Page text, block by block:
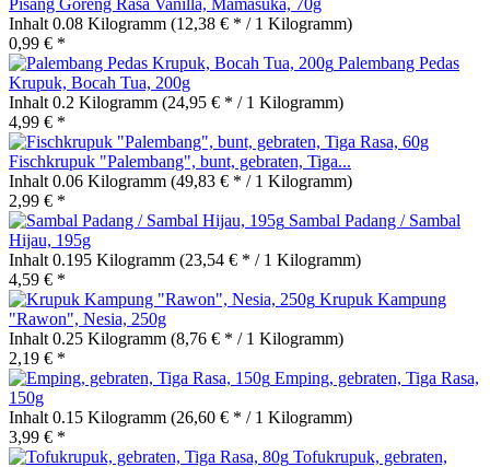
Inhalt 0.08 Kilogramm (12,38 € * / 1 Kilogramm)
0,99 € *
Palembang Pedas
Krupuk, Bocah Tua, 200g
Inhalt 0.2 Kilogramm (24,95 € * / 1 Kilogramm)
4,99 € *
Fischkrupuk "Palembang", bunt, gebraten, Tiga...
Inhalt 0.06 Kilogramm (49,83 € * / 1 Kilogramm)
2,99 € *
Sambal Padang / Sambal
Hijau, 195g
Inhalt 0.195 Kilogramm (23,54 € * / 1 Kilogramm)
4,59 € *
Krupuk Kampung
"Rawon", Nesia, 250g
Inhalt 0.25 Kilogramm (8,76 € * / 1 Kilogramm)
2,19 € *
Emping, gebraten, Tiga Rasa,
150g
Inhalt 0.15 Kilogramm (26,60 € * / 1 Kilogramm)
3,99 € *
Tofukrupuk, gebraten,